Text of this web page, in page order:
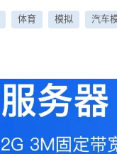
体育 模拟 汽车